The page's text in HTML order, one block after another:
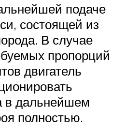
подаче
состоящей из
В случае
пропорций
двигатель
в дальнейшем
полностью.